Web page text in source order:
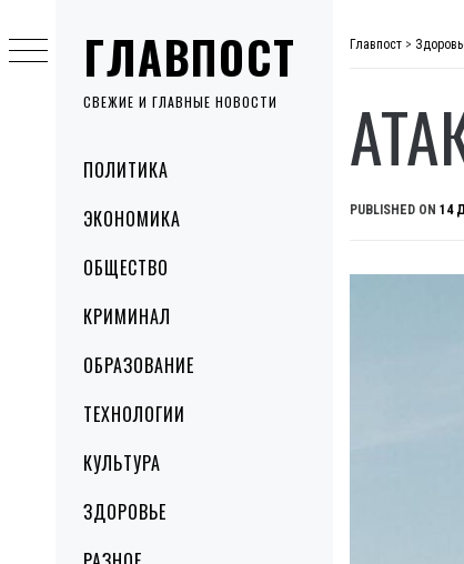
ГЛАВПОСТ
СВЕЖИЕ И ГЛАВНЫЕ НОВОСТИ
MenuПОЛИТИКА
ЭКОНОМИКА
ОБЩЕСТВО
КРИМИНАЛ
ОБРАЗОВАНИЕ
ТЕХНОЛОГИИ
КУЛЬТУРА
ЗДОРОВЬЕ
to
content
Главпост >
PUBLISHED ON 14